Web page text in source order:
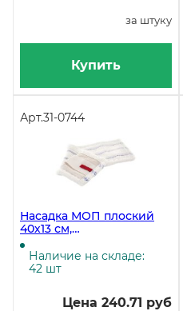
за штуку
Купить
Арт.31-0744
Насадка МОП плоский
40х13 см,
универсальный,
микрофибра, мягкий
абразив
Наличие на складе:
42 шт
Цена 240.71 руб